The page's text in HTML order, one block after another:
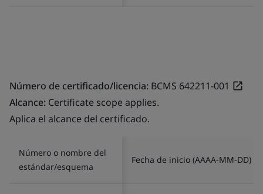
Número de certificado/licencia: BCMS 642211-001
Alcance: Certificate scope applies.
Aplica el alcance del certificado.
Número o nombre del
estándar/esquema
Fecha de inicio (AAAA-MM-DD)